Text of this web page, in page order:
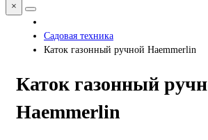
×
Садовая техника
Каток газонный ручной Haemmerlin
Каток газонный
Haemmerlin